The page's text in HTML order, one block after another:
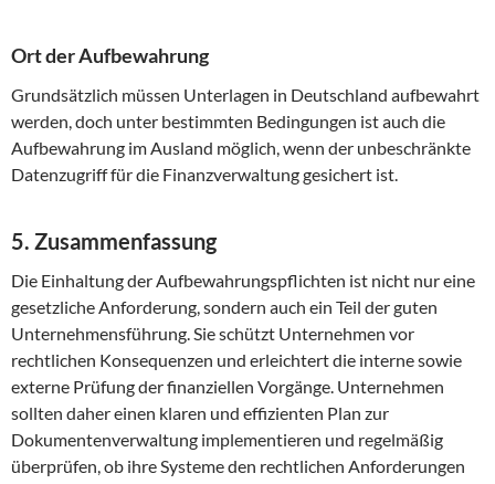
Ort der Aufbewahrung
Grundsätzlich müssen Unterlagen in Deutschland aufbewahrt
werden, doch unter bestimmten Bedingungen ist auch die
Aufbewahrung im Ausland möglich, wenn der unbeschränkte
Datenzugriff für die Finanzverwaltung gesichert ist.
5. Zusammenfassung
Die Einhaltung der Aufbewahrungspflichten ist nicht nur eine
gesetzliche Anforderung, sondern auch ein Teil der guten
Unternehmensführung. Sie schützt Unternehmen vor
rechtlichen Konsequenzen und erleichtert die interne sowie
externe Prüfung der finanziellen Vorgänge. Unternehmen
sollten daher einen klaren und effizienten Plan zur
Dokumentenverwaltung implementieren und regelmäßig
überprüfen, ob ihre Systeme den rechtlichen Anforderungen